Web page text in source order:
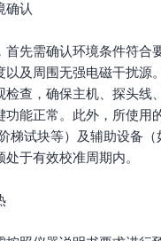
确认
首先需确认环境条件符合
以及周围无强电磁干扰源
检查，确保主机、探头线
功能正常。此外，所使用
梯试块等）及辅助设备（
于有效校准周期内。